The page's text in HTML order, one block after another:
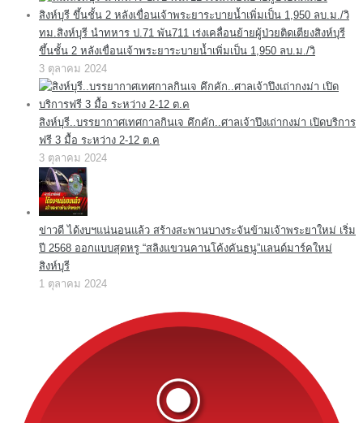
ทม.สิงห์บุรี นำทหาร ป.71 พัน711 เร่งเคลื่อนย้ายผู้ป่วยติดเตียงสิงห์บุรี
ขึ้นชั้น 2 หลังเขื่อนเจ้าพระยาระบายน้ำเพิ่มเป็น 1,950 ลบ.ม./วิ
3 ตุลาคม 2024
สิงห์บุรี..บรรยากาศเทศกาลกินเจ คึกคัก..ศาลเจ้าปึงเถ่ากงม่า เปิดบริการ
ฟรี 3 มื้อ ระหว่าง 2-12 ต.ค
3 ตุลาคม 2024
ข่าวดี ได้งบฯแน่นอนแล้ว สร้างสะพานบางระจันข้ามเจ้าพระยาใหม่ เริ่ม
ปี 2568 ออกแบบสุดหรู “สลิงแขวนคานโค้งคันธนู”แลนด์มาร์คใหม่
สิงห์บุรี
1 ตุลาคม 2024